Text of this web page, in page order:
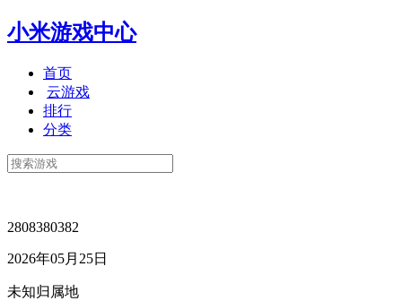
小米游戏中心
首页
云游戏
排行
分类
2808380382
2026年05月25日
未知归属地